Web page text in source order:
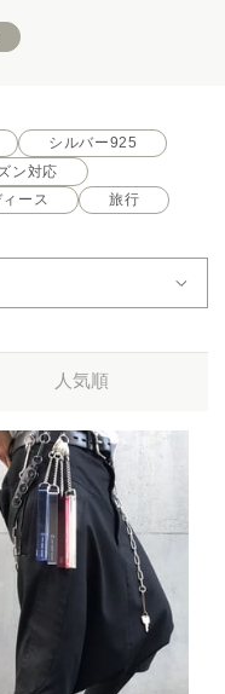
シルバー925
ン対応
ィース 旅行
人気順